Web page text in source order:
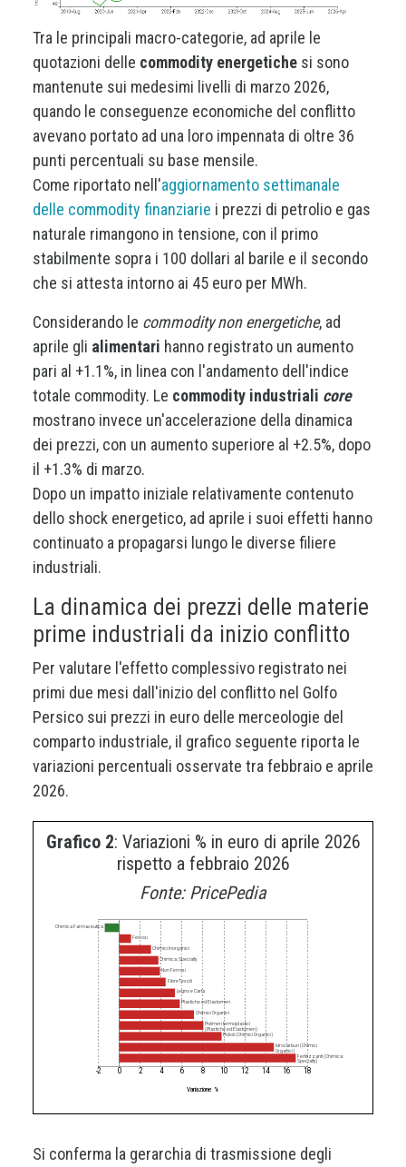
Tra le principali macro-categorie, ad aprile le
quotazioni delle commodity energetiche si sono
mantenute sui medesimi livelli di marzo 2026,
quando le conseguenze economiche del conflitto
avevano portato ad una loro impennata di oltre 36
punti percentuali su base mensile.
Come riportato nell'aggiornamento settimanale
delle commodity finanziarie i prezzi di petrolio e gas
naturale rimangono in tensione, con il primo
stabilmente sopra i 100 dollari al barile e il secondo
che si attesta intorno ai 45 euro per MWh.
Considerando le commodity non energetiche, ad
aprile gli alimentari hanno registrato un aumento
pari al +1.1%, in linea con l'andamento dell'indice
totale commodity. Le commodity industriali core
mostrano invece un'accelerazione della dinamica
dei prezzi, con un aumento superiore al +2.5%, dopo
il +1.3% di marzo.
Dopo un impatto iniziale relativamente contenuto
dello shock energetico, ad aprile i suoi effetti hanno
continuato a propagarsi lungo le diverse filiere
industriali.
La dinamica dei prezzi delle materie
prime industriali da inizio conflitto
Per valutare l'effetto complessivo registrato nei
primi due mesi dall'inizio del conflitto nel Golfo
Persico sui prezzi in euro delle merceologie del
comparto industriale, il grafico seguente riporta le
variazioni percentuali osservate tra febbraio e aprile
2026.
Grafico 2: Variazioni % in euro di aprile 2026
rispetto a febbraio 2026
Fonte: PricePedia
-2 0 2 4 6 8 10 12 14 16 18
Chimica Farmaceutica
Ferrosi
Chimici Inorganici
Chimica: Specialty
Non Ferrosi
Fibre Tessili
Legno e Carta
Plastiche ed Elastomeri
Chimici Organici
Polimeri termoplastici
(Plastiche ed Elastomeri)
Polioli (Chimici Organici)
Idrocarburi (Chimici
Organici)
Fertilizzanti (Chimica:
Specialty)
Variazione %
Si conferma la gerarchia di trasmissione degli